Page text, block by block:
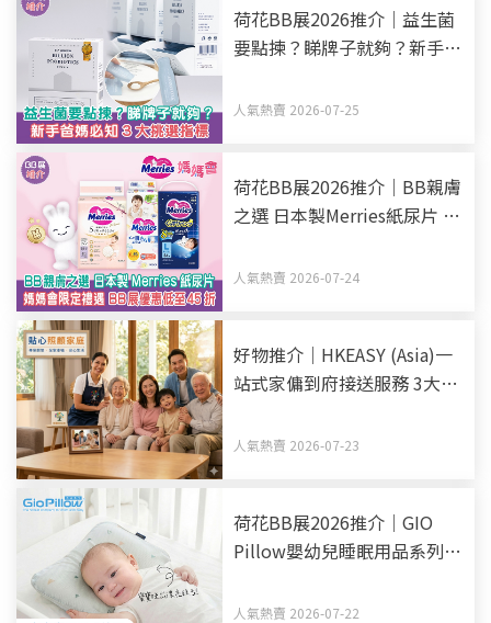
荷花BB展2026推介｜益生菌
要點揀？睇牌子就夠？新手爸
人氣熱賣 2026-07-25
荷花BB展2026推介｜BB親膚
之選 日本製Merries紙尿片 媽
45折
人氣熱賣 2026-07-24
好物推介｜HKEASY (Asia)一
站式家傭到府接送服務 3大優
人氣熱賣 2026-07-23
荷花BB展2026推介｜GIO
Pillow嬰幼兒睡眠用品系列
呵護BB睡眠
人氣熱賣 2026-07-22